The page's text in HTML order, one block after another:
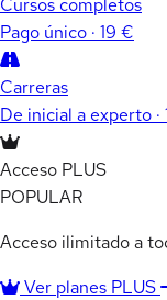
Cursos completos
Pago único · 19 €
Carreras
De inicial a experto ·
Acceso PLUS
POPULAR
Acceso ilimitado a
Ver planes PLUS